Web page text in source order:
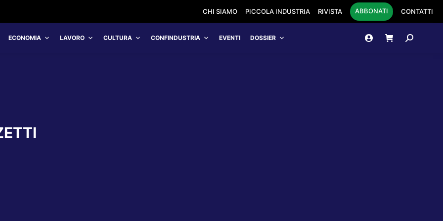
CHI SIAMO PICCOLA INDUSTRIA RIVISTA ABBONATI CONTATTI
ECONOMIA LAVORO CULTURA CONFINDUSTRIA EVENTI DOSSIER Cerca: